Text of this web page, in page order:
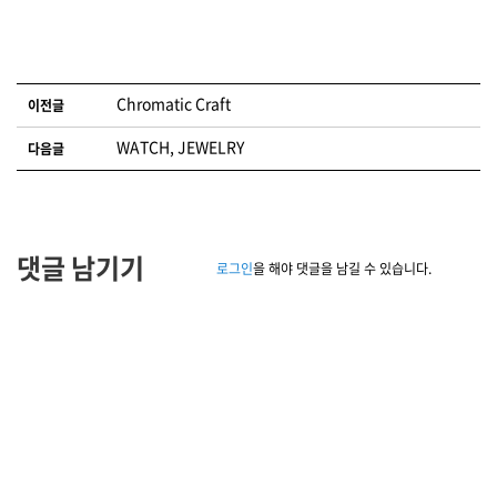
글 네비게이션
이전글 Chromatic Craft
다음글 WATCH, JEWELRY
댓글 남기기 로그인을 해야 댓글을 남길 수 있습니다.